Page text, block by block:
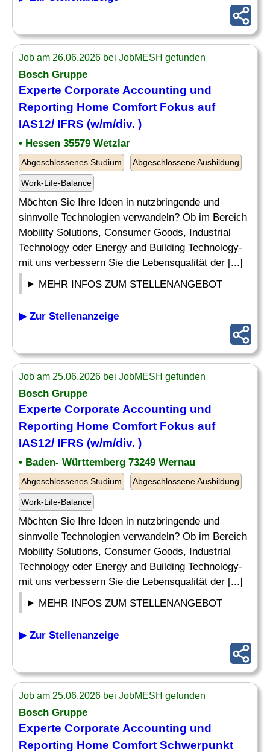
Job am 26.06.2026 bei JobMESH gefunden
Bosch Gruppe
Experte Corporate Accounting und
Reporting Home Comfort Fokus auf
IAS12/ IFRS (w/m/div. )
• Hessen 35579 Wetzlar
Abgeschlossenes Studium Abgeschlossene Ausbildung
Work-Life-Balance
Möchten Sie Ihre Ideen in nutzbringende und
sinnvolle Technologien verwandeln? Ob im Bereich
Mobility Solutions, Consumer Goods, Industrial
Technology oder Energy and Building Technology-
mit uns verbessern Sie die Lebensqualität der [...]
MEHR INFOS ZUM STELLENANGEBOT
▶ Zur Stellenanzeige
Job am 25.06.2026 bei JobMESH gefunden
Bosch Gruppe
Experte Corporate Accounting und
Reporting Home Comfort Fokus auf
IAS12/ IFRS (w/m/div. )
• Baden- Württemberg 73249 Wernau
Abgeschlossenes Studium Abgeschlossene Ausbildung
Work-Life-Balance
Möchten Sie Ihre Ideen in nutzbringende und
sinnvolle Technologien verwandeln? Ob im Bereich
Mobility Solutions, Consumer Goods, Industrial
Technology oder Energy and Building Technology-
mit uns verbessern Sie die Lebensqualität der [...]
MEHR INFOS ZUM STELLENANGEBOT
▶ Zur Stellenanzeige
Job am 25.06.2026 bei JobMESH gefunden
Bosch Gruppe
Experte Corporate Accounting und
Reporting Home Comfort Schwerpunkt